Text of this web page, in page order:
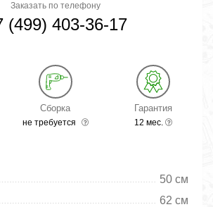
Заказать по телефону
(499) 403-36-17
Сборка
не требуется
Гарантия
12 мес.
50 см
62 см